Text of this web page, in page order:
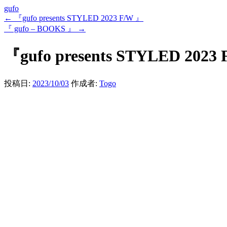
gufo
←
『gufo presents STYLED 2023 F/W 』
『 gufo – BOOKS 』
→
『gufo presents STYLED 2023
投稿日: 2023/10/03 作成者: Togo